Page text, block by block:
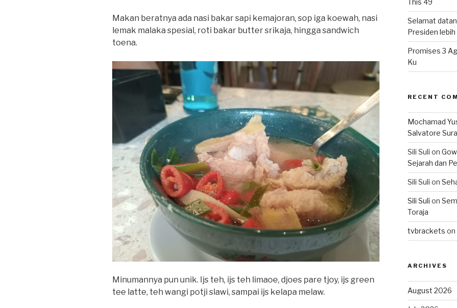
Makan beratnya ada nasi bakar sapi kemajoran, sop iga koewah, nasi
lemak malaka spesial, roti bakar butter srikaja, hingga sandwich
toena.
Minumannya pun unik. Ijs teh, ijs teh limaoe, djoes pare tjoy, ijs green
tee latte, teh wangi potji slawi, sampai ijs kelapa melaw.
This 49
Selamat
Presiden lebih
Promises 3
Ku
RECENT
Mochamad
Salvatore
Sili Suli on
Sejarah dan
Sili Suli on
Sili Suli on
Toraja
tvbrackets on
ARCHIVES
August 2026